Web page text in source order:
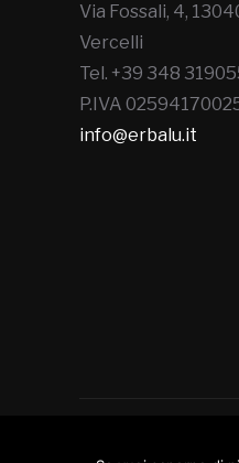
Via Fossali, 4,
Vercelli
Tel. +39 348
P.IVA
info@erbalu.it
Copyright © 2026